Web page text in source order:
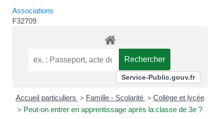
Associations
F32709
Service-Public.gouv.fr
Accueil particuliers > Famille - Scolarité > Collège et lycée
> Peut-on entrer en apprentissage après la classe de 3e ?